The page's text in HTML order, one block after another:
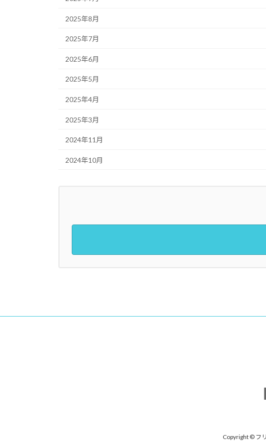
2025年8月
2025年7月
2025年6月
2025年5月
2025年4月
2025年3月
2024年11月
2024年10月
Copyright © フ